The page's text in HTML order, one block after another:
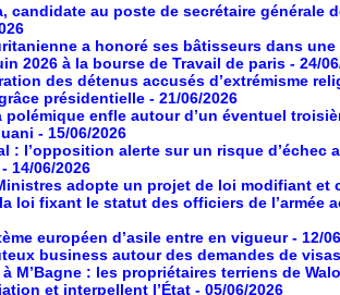
candidate au poste de secrétaire générale
a honoré ses bâtisseurs dans une
2026 à la bourse de Travail de paris - 24/
des détenus accusés d’extrémisme
présidentielle - 21/06/2026
polémique enfle autour d’un éventuel
- 15/06/2026
: l’opposition alerte sur un risque d’échec
- 14/06/2026
adopte un projet de loi modifiant et
loi fixant le statut des officiers de l’armée
européen d’asile entre en vigueur - 12/
business autour des demandes de visas
M’Bagne : les propriétaires terriens de
et interpellent l’État - 05/06/2026